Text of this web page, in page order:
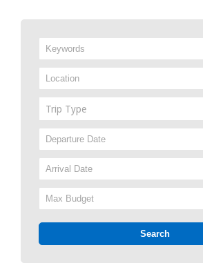
Trip Type